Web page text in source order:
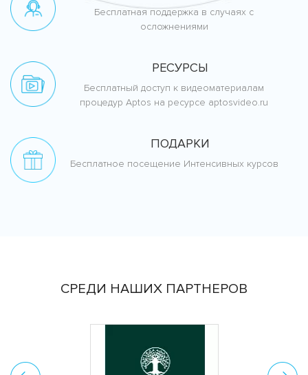
Бесплатная поддержка в случаях с
осложнениями
РЕСУРСЫ
Бесплатный доступ к видеоматериалам
процедур Aptos на ресурсе aptosvideo.ru
ПОДАРКИ
Бесплатное посещение Интенсивных курсов
СРЕДИ НАШИХ ПАРТНЕРОВ